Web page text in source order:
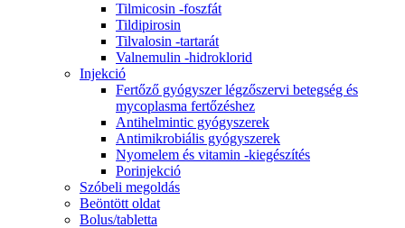
Tilmicosin -foszfát
Tildipirosin
Tilvalosin -tartarát
Valnemulin -hidroklorid
Injekció
Fertőző gyógyszer légzőszervi betegség és
mycoplasma fertőzéshez
Antihelmintic gyógyszerek
Antimikrobiális gyógyszerek
Nyomelem és vitamin -kiegészítés
Porinjekció
Szóbeli megoldás
Beöntött oldat
Bolus/tabletta